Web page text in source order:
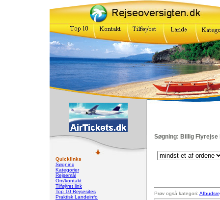
Quicklinks
Søgning
Kategorier
Rejsemål
Om/kontakt
Tilføj/ret link
Top 10 Rejsesites
Praktisk Landeinfo
Søgning: Billig Flyrejse
Prøv også kategori: